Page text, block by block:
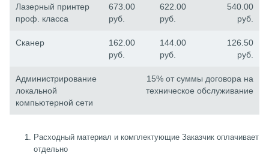
Лазерный принтер
проф. класса
673.00
руб.
622.00
руб.
540.00
руб.
Сканер
162.00
руб.
144.00
руб.
126.50
руб.
Администрирование
локальной
компьютерной сети
15% от суммы договора на
техническое обслуживание
Расходный материал и комплектующие Заказчик оплачивает
отдельно